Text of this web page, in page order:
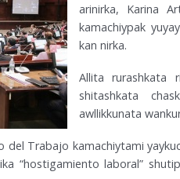
arinirka, Karina
kamachiypak
kan nirka.
Allita rurashkata
shitashkata
awllikkunata
Trabajo kamachiytami
“hostigamiento laboral”